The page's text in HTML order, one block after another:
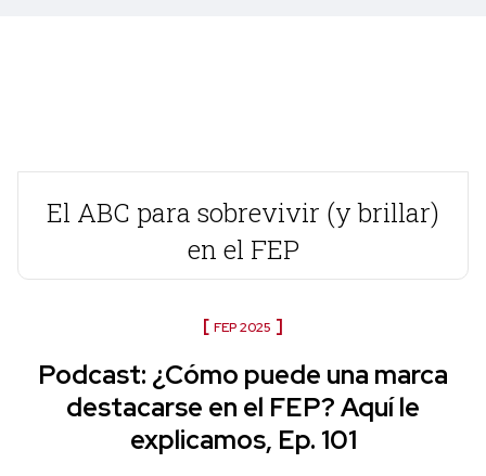
El ABC para sobrevivir (y brillar)
en el FEP
FEP 2025
Podcast: ¿Cómo puede una marca
destacarse en el FEP? Aquí le
explicamos, Ep. 101